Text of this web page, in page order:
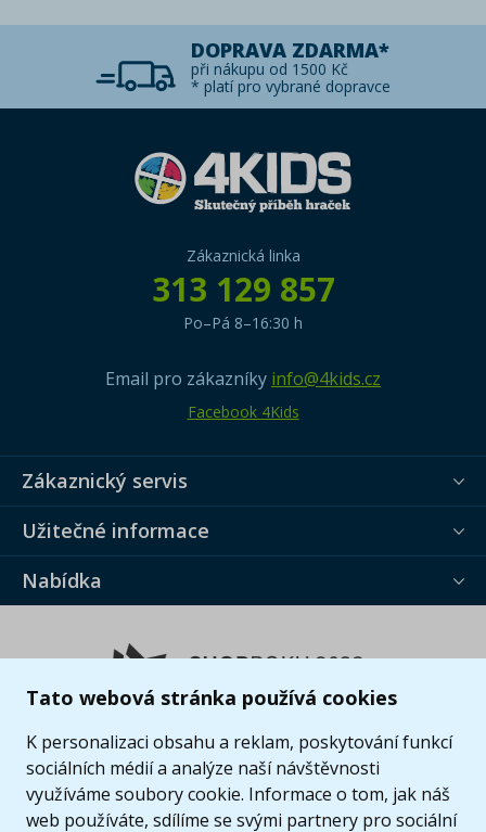
Tato webová stránka používá cookies
K personalizaci obsahu a reklam, poskytování funkcí
sociálních médií a analýze naší návštěvnosti
využíváme soubory cookie. Informace o tom, jak náš
web používáte, sdílíme se svými partnery pro sociální
DOPRAVA ZDARMA*
při nákupu od 1500 Kč
* platí pro vybrané dopravce
Zákaznická linka
313 129 857
Po–Pá 8–16:30 h
Email pro zákazníky info@4kids.cz
Facebook 4Kids
Zákaznický servis
Užitečné informace
Nabídka